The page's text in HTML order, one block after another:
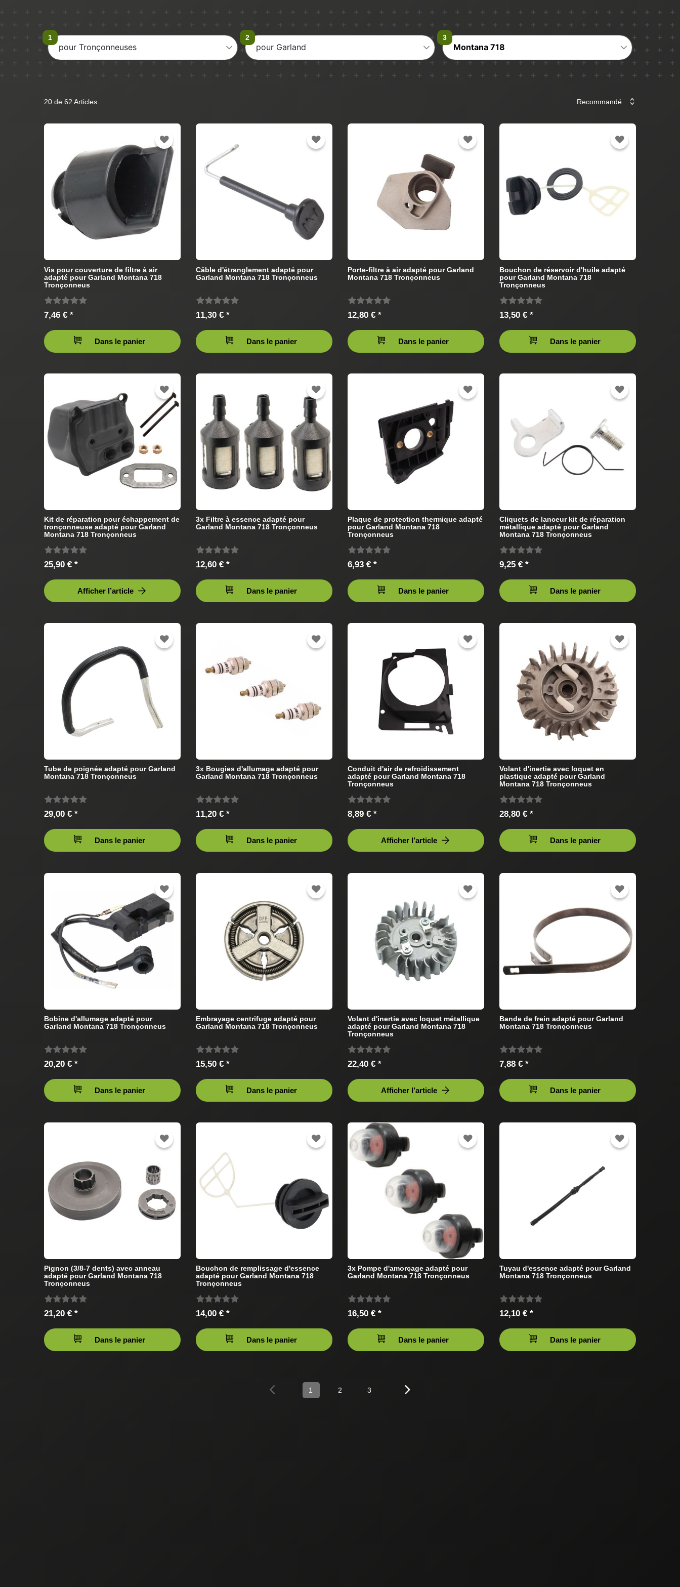
pour Tronçonneuses pour Garland Montana 718
20 de 62 Articles
Vis pour couverture de filtre à air
adapté pour Garland Montana 718
Tronçonneus
7,46 € *
Dans le panier
Câble d'étranglement adapté pour
Garland Montana 718 Tronçonneus
11,30 € *
Dans le panier
Porte-filtre à air adapté pour Garland
Montana 718 Tronçonneus
12,80 € *
Dans le panier
Bouchon de réservoir d'huile adapté
pour Garland Montana 718
Tronçonneus
13,50 € *
Dans le panier
Kit de réparation pour échappement de
tronçonneuse adapté pour Garland
Montana 718 Tronçonneus
25,90 € *
Afficher l’article
3x Filtre à essence adapté pour
Garland Montana 718 Tronçonneus
12,60 € *
Dans le panier
Plaque de protection thermique adapté
pour Garland Montana 718
Tronçonneus
6,93 € *
Dans le panier
Cliquets de lanceur kit de réparation
métallique adapté pour Garland
Montana 718 Tronçonneus
9,25 € *
Dans le panier
Tube de poignée adapté pour Garland
Montana 718 Tronçonneus
29,00 € *
Dans le panier
3x Bougies d'allumage adapté pour
Garland Montana 718 Tronçonneus
11,20 € *
Dans le panier
Conduit d'air de refroidissement
adapté pour Garland Montana 718
Tronçonneus
8,89 € *
Afficher l’article
Volant d'inertie avec loquet en
plastique adapté pour Garland
Montana 718 Tronçonneus
28,80 € *
Dans le panier
Bobine d'allumage adapté pour
Garland Montana 718 Tronçonneus
20,20 € *
Dans le panier
Embrayage centrifuge adapté pour
Garland Montana 718 Tronçonneus
15,50 € *
Dans le panier
Volant d'inertie avec loquet métallique
adapté pour Garland Montana 718
Tronçonneus
22,40 € *
Afficher l’article
Bande de frein adapté pour Garland
Montana 718 Tronçonneus
7,88 € *
Dans le panier
Pignon (3/8-7 dents) avec anneau
adapté pour Garland Montana 718
Tronçonneus
21,20 € *
Dans le panier
Bouchon de remplissage d'essence
adapté pour Garland Montana 718
Tronçonneus
14,00 € *
Dans le panier
3x Pompe d'amorçage adapté pour
Garland Montana 718 Tronçonneus
16,50 € *
Dans le panier
Tuyau d'essence adapté pour Garland
Montana 718 Tronçonneus
12,10 € *
Dans le panier
1 2 3